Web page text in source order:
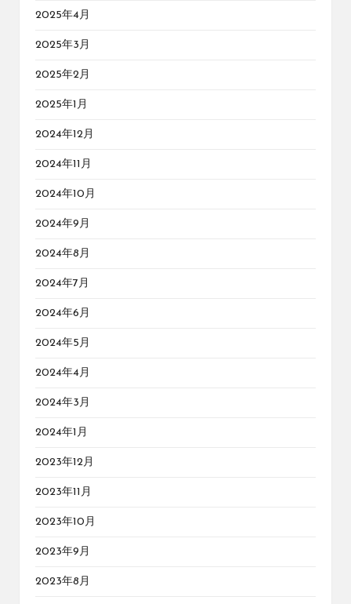
2025年4月
2025年3月
2025年2月
2025年1月
2024年12月
2024年11月
2024年10月
2024年9月
2024年8月
2024年7月
2024年6月
2024年5月
2024年4月
2024年3月
2024年1月
2023年12月
2023年11月
2023年10月
2023年9月
2023年8月